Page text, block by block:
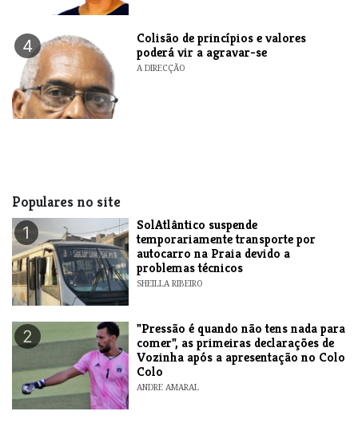
4
Colisão de princípios e valores
poderá vir a agravar-se
A DIRECÇÃO
Populares no site
1
SolAtlântico suspende
temporariamente transporte por
autocarro na Praia devido a
problemas técnicos
SHEILLA RIBEIRO
2
"Pressão é quando não tens nada para
comer", as primeiras declarações de
Vozinha após a apresentação no Colo
Colo
ANDRE AMARAL